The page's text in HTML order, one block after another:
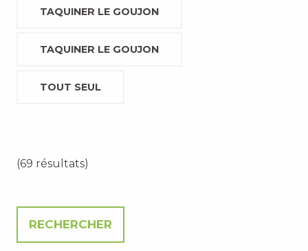
TAQUINER LE GOUJON
TAQUINER LE GOUJON
TOUT SEUL
(69 résultats)